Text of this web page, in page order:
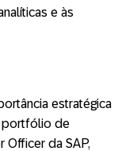
e às
estratégica
portfólio de
Officer da SAP,